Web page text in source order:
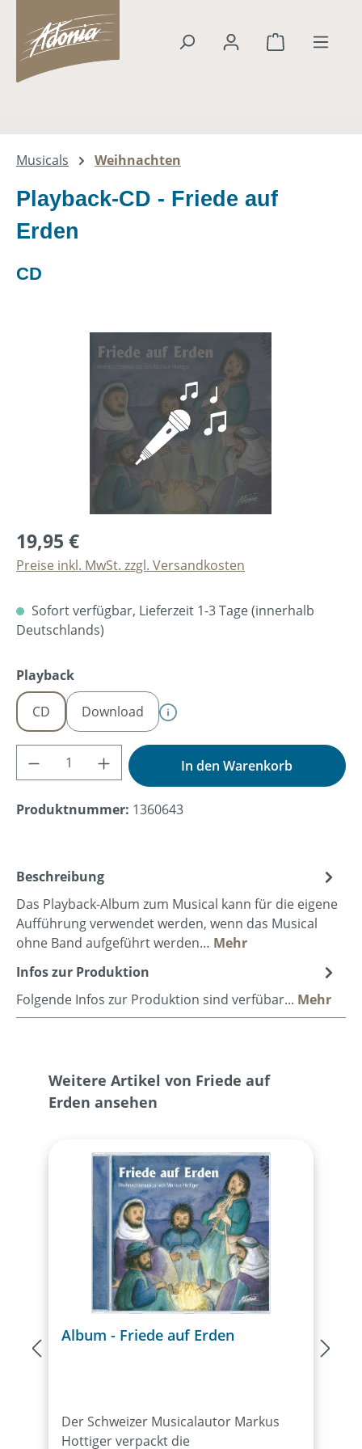
springen
Warenkorb
Musicals Weihnachten
Playback-CD - Friede auf
Erden
CD
Bildergalerie überspringen
19,95 €
Preise inkl. MwSt. zzgl. Versandkosten
Sofort verfügbar, Lieferzeit 1-3 Tage (innerhalb
Deutschlands)
Playbackauswählen
CD Download
Produkt Anzahl: Gib den gewünschten
In den Warenkorb
Produktnummer: 1360643
Beschreibung
Das Playback-Album zum Musical kann für die eigene
Aufführung verwendet werden, wenn das Musical
ohne Band aufgeführt werden… Mehr
Infos zur Produktion
Folgende Infos zur Produktion sind verfübar... Mehr
Produktgalerie überspringen
Weitere Artikel von Friede auf
Erden ansehen
Album - Friede auf Erden
Der Schweizer Musicalautor Markus
Hottiger verpackt die